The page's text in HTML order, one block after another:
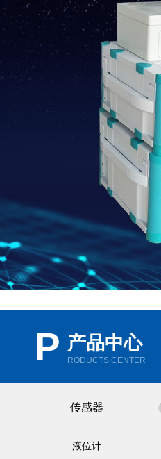
P 产品中心
RODUCTS CENTER
传感器
液位计